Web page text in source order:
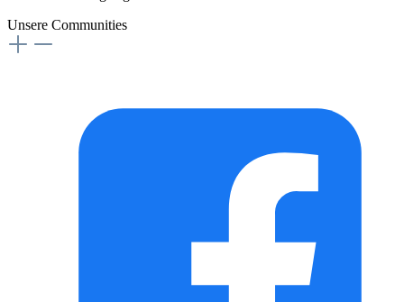
Unsere Communities